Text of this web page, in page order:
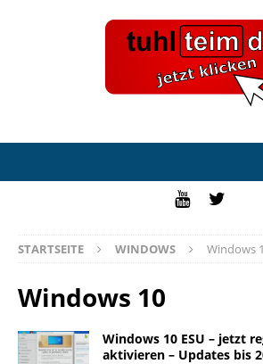
STARTSEITE WINDOWS Windows
Windows 10
Windows 10 ESU – jetzt
aktivieren – Updates bis